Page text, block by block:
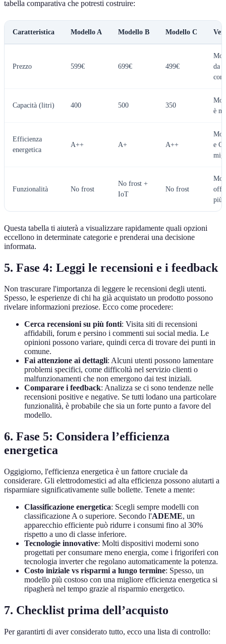
tabella comparativa che potresti costruire:
Caratteristica Modello A Modello B Modello C
Prezzo 599€ 699€ 499€
da
Capacità (litri) 400 500 350
è
Efficienza
energetica
A++ A+ A++
e C
Funzionalità No frost
No frost +
IoT
No frost
più
Questa tabella ti aiuterà a visualizzare rapidamente quali opzioni
eccellono in determinate categorie e prenderai una decisione
informata.
5. Fase 4: Leggi le recensioni e i feedback
Non trascurare l'importanza di leggere le recensioni degli utenti.
Spesso, le esperienze di chi ha già acquistato un prodotto possono
rivelare informazioni preziose. Ecco come procedere:
Cerca recensioni su più fonti: Visita siti di recensioni
affidabili, forum e persino i commenti sui social media. Le
opinioni possono variare, quindi cerca di trovare dei punti in
comune.
Fai attenzione ai dettagli: Alcuni utenti possono lamentare
problemi specifici, come difficoltà nel servizio clienti o
malfunzionamenti che non emergono dai test iniziali.
Comparare i feedback: Analizza se ci sono tendenze nelle
recensioni positive e negative. Se tutti lodano una particolare
funzionalità, è probabile che sia un forte punto a favore del
modello.
6. Fase 5: Considera l’efficienza
energetica
Oggigiorno, l'efficienza energetica è un fattore cruciale da
considerare. Gli elettrodomestici ad alta efficienza possono aiutarti a
risparmiare significativamente sulle bollette. Tenete a mente:
Classificazione energetica: Scegli sempre modelli con
classificazione A o superiore. Secondo l'ADEME, un
apparecchio efficiente può ridurre i consumi fino al 30%
rispetto a uno di classe inferiore.
Tecnologie innovative: Molti dispositivi moderni sono
progettati per consumare meno energia, come i frigoriferi con
tecnologia inverter che regolano automaticamente la potenza.
Costo iniziale vs risparmi a lungo termine: Spesso, un
modello più costoso con una migliore efficienza energetica si
ripagherà nel tempo grazie al risparmio energetico.
7. Checklist prima dell’acquisto
Per garantirti di aver considerato tutto, ecco una lista di controllo: